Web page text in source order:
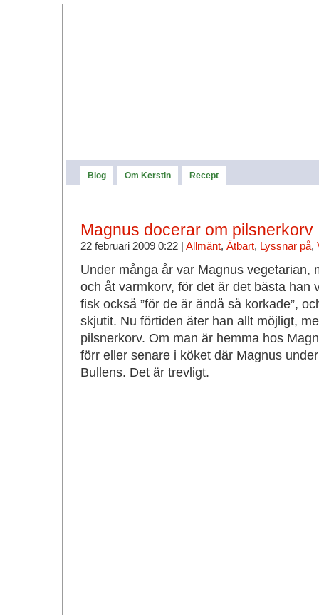
Blog Om Kerstin Recept
Magnus docerar om pilsnerkorv
22 februari 2009 0:22 | Allmänt, Ätbart, Lyssnar på,
Under många år var Magnus vegetarian,
och åt varmkorv, för det är det bästa han
fisk också ”för de är ändå så korkade”,
skjutit. Nu förtiden äter han allt möjligt,
pilsnerkorv. Om man är hemma hos
förr eller senare i köket där Magnus
Bullens. Det är trevligt.